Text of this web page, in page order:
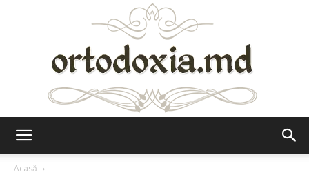
Acasă